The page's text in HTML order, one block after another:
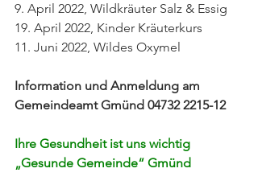
9. April 2022, Wildkräuter Salz & Essig
19. April 2022, Kinder Kräuterkurs
11. Juni 2022, Wildes Oxymel
Information und Anmeldung am
Gemeindeamt Gmünd 04732 2215-12
Ihre Gesundheit ist uns wichtig
„Gesunde Gemeinde“ Gmünd